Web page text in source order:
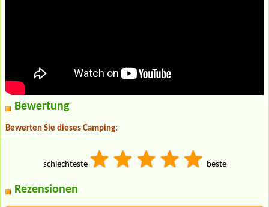
Bewertung
Bewerten Sie dieses Camping:
schlechteste beste
Rezensionen